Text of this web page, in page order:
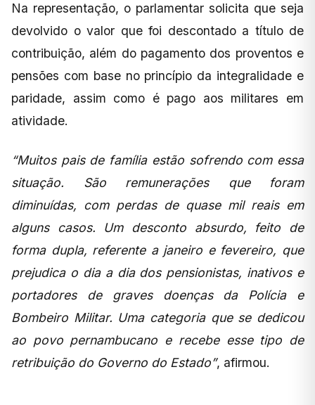
Na representação, o parlamentar solicita que seja
devolvido o valor que foi descontado a título de
contribuição, além do pagamento dos proventos e
pensões com base no princípio da integralidade e
paridade, assim como é pago aos militares em
atividade.
“Muitos pais de família estão sofrendo com essa
situação. São remunerações que foram
diminuídas, com perdas de quase mil reais em
alguns casos. Um desconto absurdo, feito de
forma dupla, referente a janeiro e fevereiro, que
prejudica o dia a dia dos pensionistas, inativos e
portadores de graves doenças da Polícia e
Bombeiro Militar. Uma categoria que se dedicou
ao povo pernambucano e recebe esse tipo de
retribuição do Governo do Estado”, afirmou.